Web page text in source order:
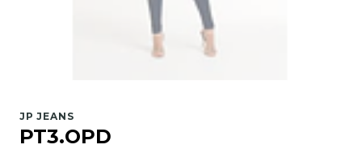
JP JEANS
PT3.OPD